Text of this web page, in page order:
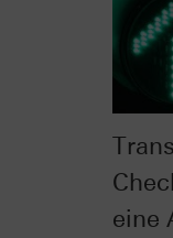
eine